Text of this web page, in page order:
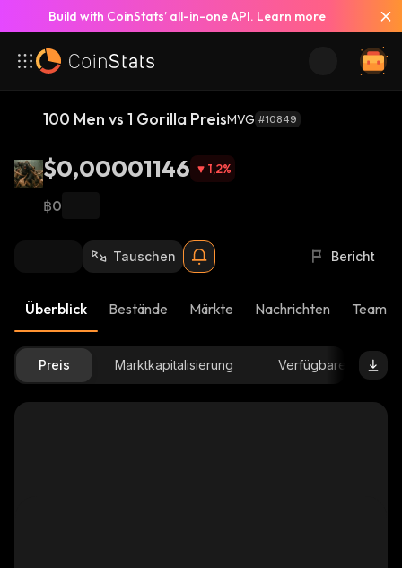
Build with CoinStats’ all-in-one API. Learn more
100 Men vs 1 Gorilla PreisMVG #10849
$0,00001146 1,2%
฿0
Tauschen Bericht
Überblick Bestände Märkte Nachrichten Team-
Preis Marktkapitalisierung Verfügbare Menge